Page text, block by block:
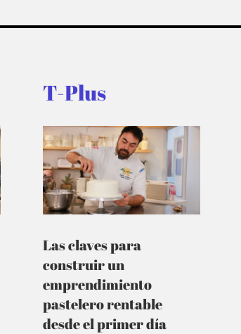
T-Plus
Las claves para
construir un
emprendimiento
pastelero rentable
desde el primer día